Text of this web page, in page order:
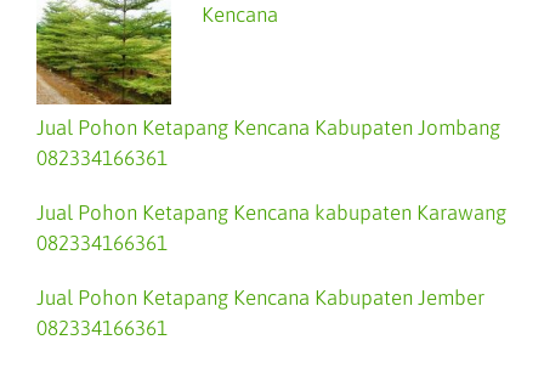
Kencana
Jual Pohon Ketapang Kencana Kabupaten Jombang
082334166361
Jual Pohon Ketapang Kencana kabupaten Karawang
082334166361
Jual Pohon Ketapang Kencana Kabupaten Jember
082334166361